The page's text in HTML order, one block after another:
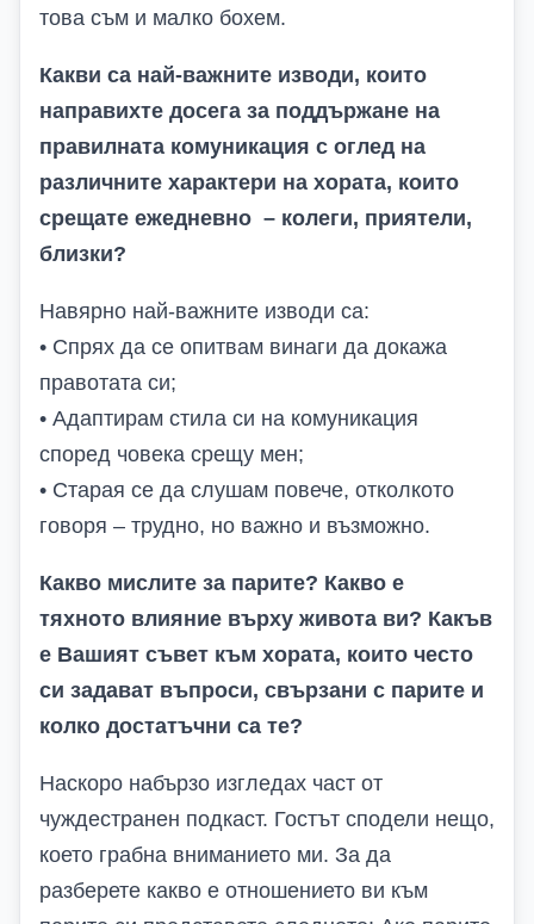
това съм и малко бохем.
Какви са най-важните изводи, които
направихте досега за поддържане на
правилната комуникация с оглед на
различните характери на хората, които
срещате ежедневно – колеги, приятели,
близки?
Навярно най-важните изводи са:
• Спрях да се опитвам винаги да докажа
правотата си;
• Адаптирам стила си на комуникация
според човека срещу мен;
• Старая се да слушам повече, отколкото
говоря – трудно, но важно и възможно.
Какво мислите за парите? Какво е
тяхното влияние върху живота ви? Какъв
е Вашият съвет към хората, които често
си задават въпроси, свързани с парите и
колко достатъчни са те?
Наскоро набързо изгледах част от
чуждестранен подкаст. Гостът сподели нещо,
което грабна вниманието ми. За да
разберете какво е отношението ви към